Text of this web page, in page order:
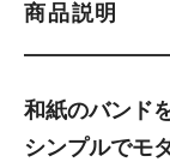
商品説明
和紙のバンド
シンプルでモ